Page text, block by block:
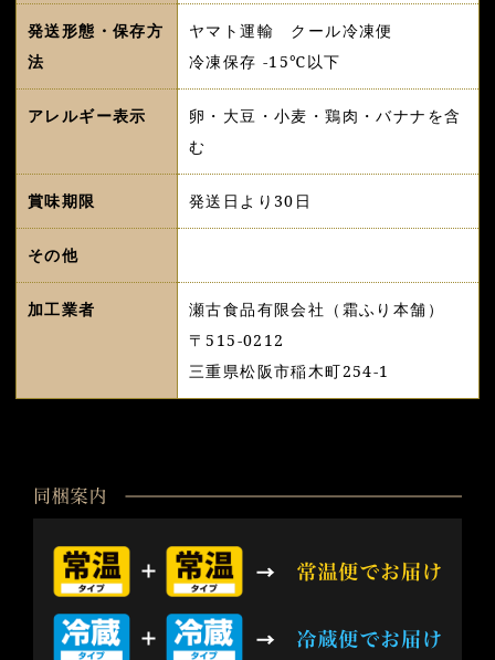
発送形態・保存方
法
ヤマト運輸 クール冷凍便
冷凍保存 -15℃以下
アレルギー表示
卵・大豆・小麦・鶏肉・バナナを含
む
賞味期限 発送日より30日
その他
加工業者
瀬古食品有限会社（霜ふり本舗）
〒515-0212
三重県松阪市稲木町254-1